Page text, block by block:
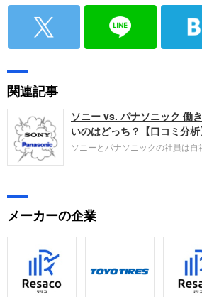
関連記事
ソニー vs. パナソニック 働
いのはどっち？【口コミ分析
ソニーとパナソニックの社員は自
は？ 口コミ投稿者の主観による
メーカーの企業